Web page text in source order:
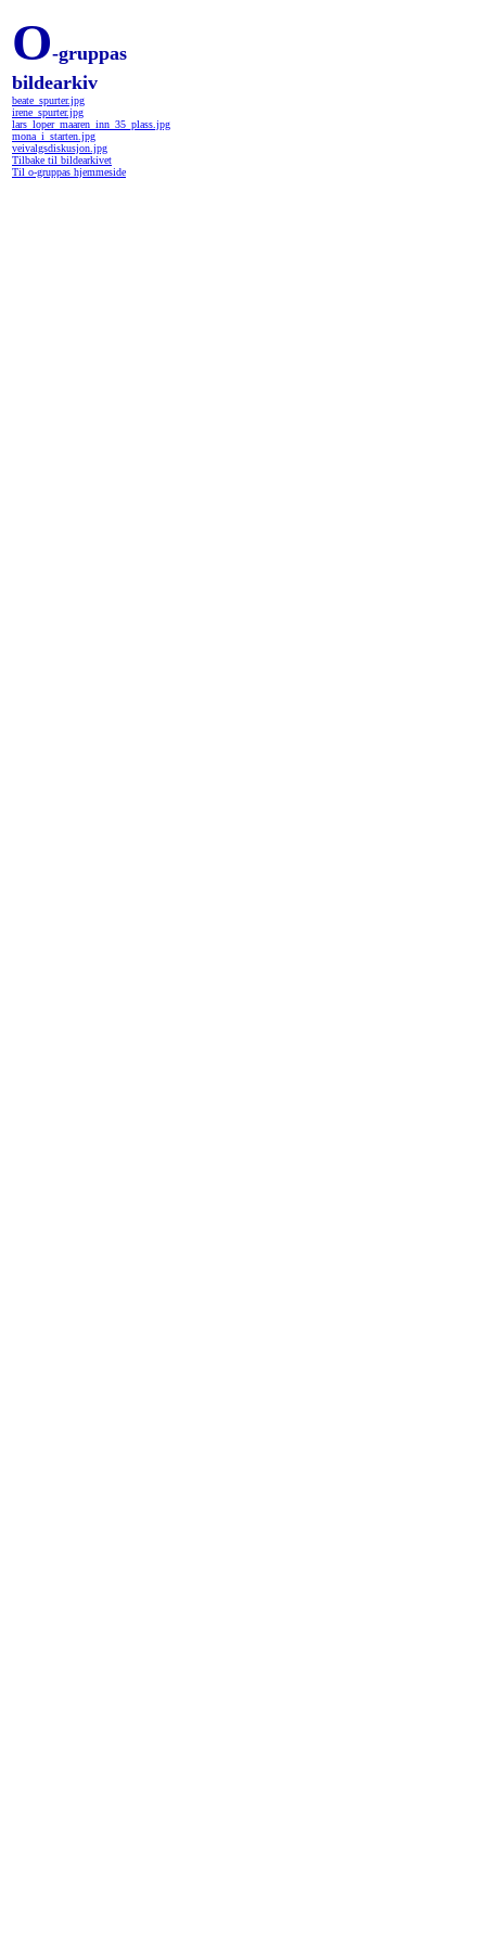
O-gruppas
bildearkiv
beate_spurter.jpg
irene_spurter.jpg
lars_loper_maaren_inn_35_plass.jpg
mona_i_starten.jpg
veivalgsdiskusjon.jpg
Tilbake til bildearkivet
Til o-gruppas hjemmeside